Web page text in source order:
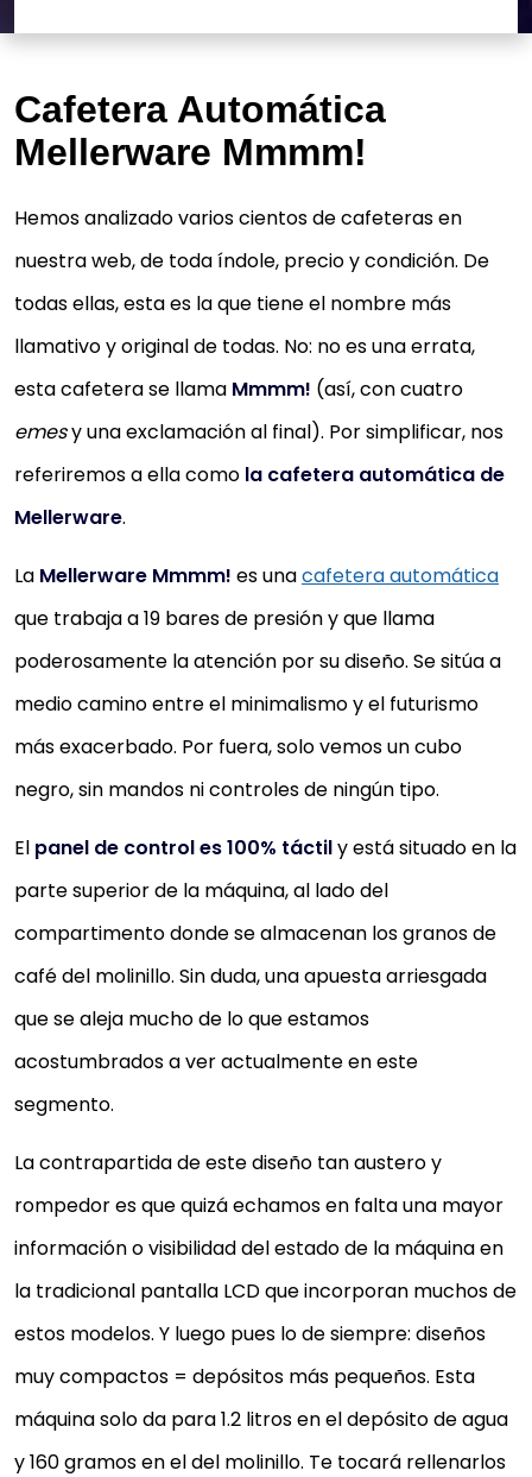
Cafetera Automática
Mellerware Mmmm!
Hemos analizado varios cientos de cafeteras en
nuestra web, de toda índole, precio y condición. De
todas ellas, esta es la que tiene el nombre más
llamativo y original de todas. No: no es una errata,
esta cafetera se llama Mmmm! (así, con cuatro
emesy una exclamación al final). Por simplificar, nos
referiremos a ella como la cafetera automática de
Mellerware.
La Mellerware Mmmm! es unacafetera automática
que trabaja a 19 bares de presión y que llama
poderosamente la atención por su diseño. Se sitúa a
medio camino entre el minimalismo y el futurismo
más exacerbado. Por fuera, solo vemos un cubo
negro, sin mandos ni controles de ningún tipo.
El panel de control es 100% táctily está situado en la
parte superior de la máquina, al lado del
compartimento donde se almacenan los granos de
café del molinillo. Sin duda, una apuesta arriesgada
que se aleja mucho de lo que estamos
acostumbrados a ver actualmente en este
segmento.
La contrapartida de este diseño tan austero y
rompedor es que quizá echamos en falta una mayor
información o visibilidad del estado de la máquina en
la tradicional pantalla LCD que incorporan muchos de
estos modelos. Y luego pues lo de siempre: diseños
muy compactos = depósitos más pequeños. Esta
máquina solo da para 1.2 litros en el depósito de agua
y 160 gramos en el del molinillo. Te tocará rellenarlos